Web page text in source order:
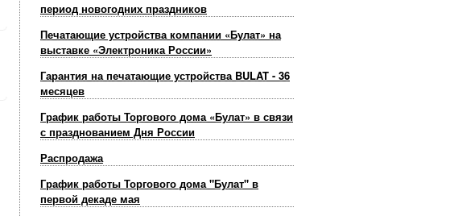
период новогодних праздников
Печатающие устройства компании «Булат» на
выставке «Электроника России»
Гарантия на печатающие устройства BULAT - 36
месяцев
График работы Торгового дома «Булат» в связи
с празднованием Дня России
Распродажа
График работы Торгового дома "Булат" в
первой декаде мая